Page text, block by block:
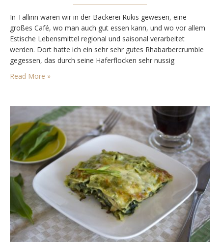
In Tallinn waren wir in der Bäckerei Rukis gewesen, eine
großes Café, wo man auch gut essen kann, und wo vor allem
Estische Lebensmittel regional und saisonal verarbeitet
werden. Dort hatte ich ein sehr sehr gutes Rhabarbercrumble
gegessen, das durch seine Haferflocken sehr nussig
geschmeckt hat. So ein Rhabarbercrumble habe ich nun
Read More »